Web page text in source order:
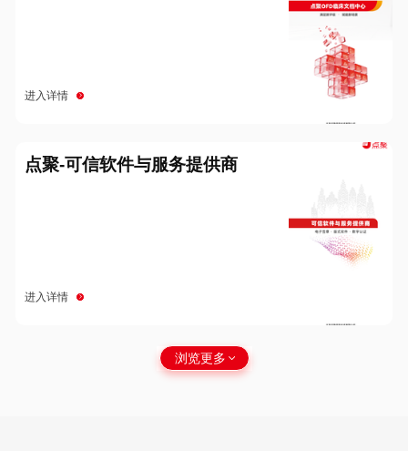
进入详情
点聚-可信软件与服务提供商
进入详情
浏览更多